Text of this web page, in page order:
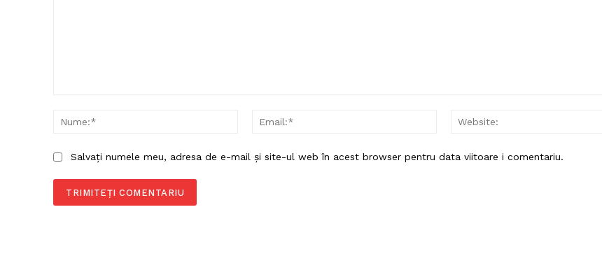
Nume:*
Email:*
Salvați numele meu, adresa de e-mail și site-ul web în acest browser pentru data viitoare i comentariu.